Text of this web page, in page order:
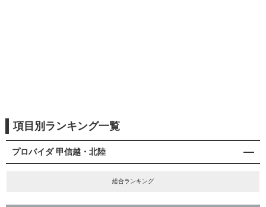
項目別ランキング一覧
プロバイダ 甲信越・北陸
総合ランキング